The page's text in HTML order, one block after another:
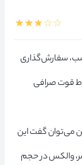
سفارش‌گذاری
قوت صرافی
می‌توان گفت این
والکس در حجم